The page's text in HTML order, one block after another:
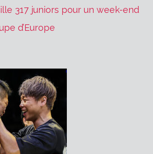
317 juniors pour un week-end
d’Europe